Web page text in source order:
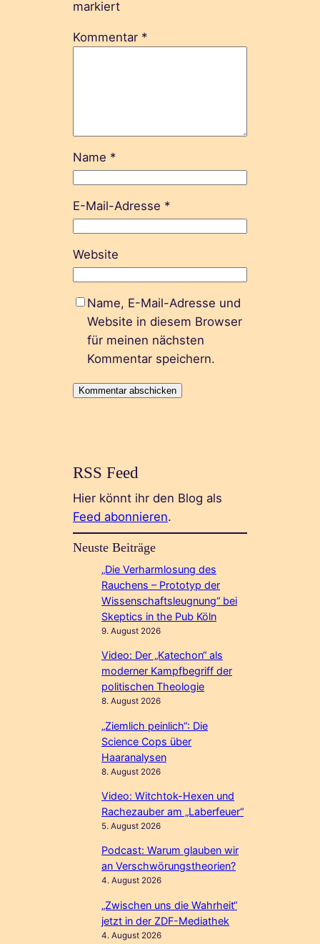
markiert
Kommentar *
Name *
E-Mail-Adresse *
Website
Name, E-Mail-Adresse und
Website in diesem Browser
für meinen nächsten
Kommentar speichern.
RSS Feed
Hier könnt ihr den Blog als
Feed abonnieren.
Neuste Beiträge
„Die Verharmlosung des
Rauchens – Prototyp der
Wissenschaftsleugnung“ bei
Skeptics in the Pub Köln
9. August 2026
Video: Der „Katechon“ als
moderner Kampfbegriff der
politischen Theologie
8. August 2026
„Ziemlich peinlich“: Die
Science Cops über
Haaranalysen
8. August 2026
Video: Witchtok-Hexen und
Rachezauber am „Laberfeuer“
5. August 2026
Podcast: Warum glauben wir
an Verschwörungstheorien?
4. August 2026
„Zwischen uns die Wahrheit“
jetzt in der ZDF-Mediathek
4. August 2026